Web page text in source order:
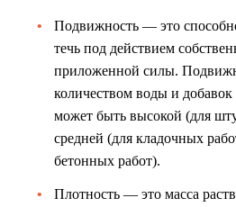
Подвижность — это
течь под действием
приложенной силы.
количеством воды и
может быть высокой (для
средней (для кладочных
бетонных работ).
Плотность — это масса